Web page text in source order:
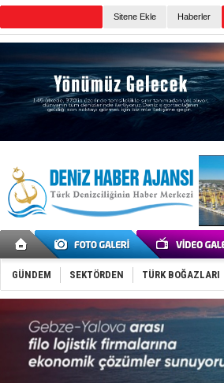
Sitene Ekle Haberler
GÜNDEM SEKTÖRDEN TÜRK BOĞAZLARI